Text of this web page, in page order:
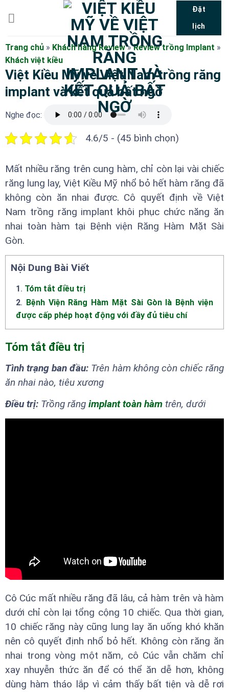
dung
Đặt
lịch
Trang chủ » Khách hàng Review»Review trồng Implant »
Khách việt kiều
Việt Kiều Mỹ về Việt Nam trồng răng
implant và kết quả bất ngờ
Nghe đọc:
4.6/5 - (45 bình chọn)
Mất nhiều răng trên cung hàm, chỉ còn lại vài chiếc
răng lung lay, Việt Kiều Mỹ nhổ bỏ hết hàm răng đã
không còn ăn nhai được. Cô quyết định về Việt
Nam trồng răng implant khôi phục chức năng ăn
nhai toàn hàm tại Bệnh viện Răng Hàm Mặt Sài
Gòn.
Nội Dung Bài Viết
1. Tóm tắt điều trị
2. Bệnh Viện Răng Hàm Mặt Sài Gòn là Bệnh viện
được cấp phép hoạt động với đầy đủ tiêu chí
Tóm tắt điều trị
Tình trạng ban đầu: Trên hàm không còn chiếc răng
ăn nhai nào, tiêu xương
Điều trị: Trồng răng implant toàn hàm trên, dưới
Cô Cúc mất nhiều răng đã lâu, cả hàm trên và hàm
dưới chỉ còn lại tổng cộng 10 chiếc. Qua thời gian,
10 chiếc răng này cũng lung lay ăn uống khó khăn
nên cô quyết định nhổ bỏ hết. Không còn răng ăn
nhai trong vòng một năm, cô Cúc vẫn chăm chỉ
xay nhuyễn thức ăn để có thể ăn dễ hơn, không
dùng hàm tháo lắp vì cảm thấy bất tiện và dễ rơi